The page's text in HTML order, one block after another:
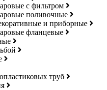
с фильтром
поливочные
и приборные
фланцевые
труб